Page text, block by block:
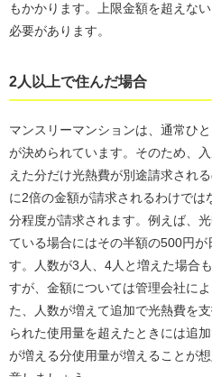
もかかります。上限金額を超えな
必要があります。
2人以上で住んだ場合
マンスリーマンションは、通常ひ
が決められています。そのため、
えた分だけ光熱費が別途請求され
に2倍の金額が請求されるわけで
分程度が請求されます。例えば、
ている場合にはその半額の500円
す。人数が3人、4人と増えた場合
すが、金額については管理会社に
た、人数が増えて追加で光熱費を
られた使用量を超えたときには追
が増える分使用量が増えることが